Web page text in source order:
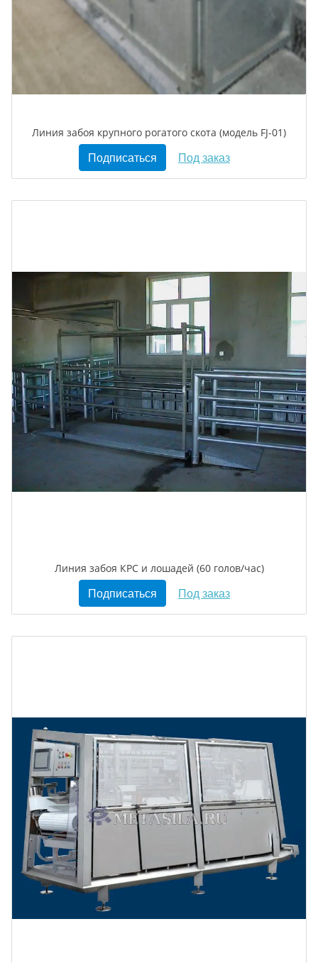
Линия забоя крупного рогатого скота (модель FJ-01)
Подписаться Под заказ
Линия забоя КРС и лошадей (60 голов/час)
Подписаться Под заказ